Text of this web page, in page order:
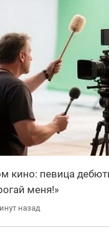
кино: певица
меня!»
назад